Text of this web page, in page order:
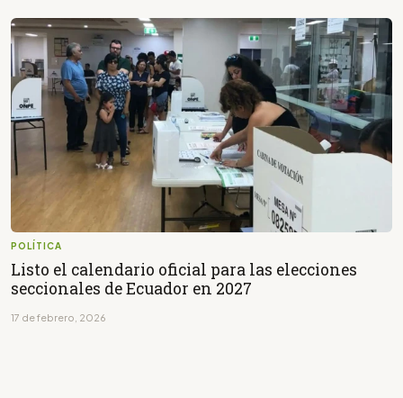
POLÍTICA
Listo el calendario oficial para las elecciones
seccionales de Ecuador en 2027
17 de febrero, 2026